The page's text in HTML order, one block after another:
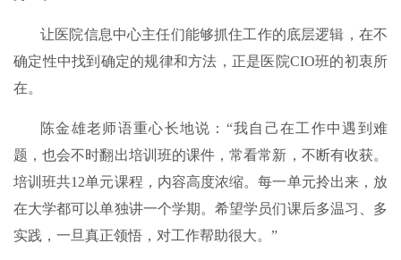
让医院信息中心主任们能够抓住工作的底层逻辑，在不
确定性中找到确定的规律和方法，正是医院CIO班的初衷所
在。
陈金雄老师语重心长地说：“我自己在工作中遇到难
题，也会不时翻出培训班的课件，常看常新，不断有收获。
培训班共12单元课程，内容高度浓缩。每一单元拎出来，放
在大学都可以单独讲一个学期。希望学员们课后多温习、多
实践，一旦真正领悟，对工作帮助很大。”